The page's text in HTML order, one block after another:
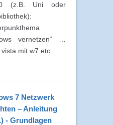
(z.B. Uni oder
vernetzen“ …
mit w7 etc.
7 Netzwerk
– Anleitung
- Grundlagen